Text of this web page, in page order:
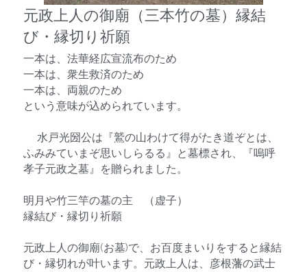
元政上人の御廟（三本竹の墓）縁結
び・縁切り祈願
一本は、法華経広宣流布のため
一本は、衆生救済のため
一本は、両親のため
という意味が込められています。
水戸光圀公は『鷲の山わけて得がたき道ぞとは、
ふみみていまぞ思いしらるる』と墓標され、『嗚呼
孝子元政之墓』を贈られました。
明月や竹三竿の墓の主　（虚子）
縁結び・縁切り祈願
元政上人の御廟(お墓)で、お百度まいりをすると縁結
び・縁切れが叶います。元政上人は、彦根藩の武士